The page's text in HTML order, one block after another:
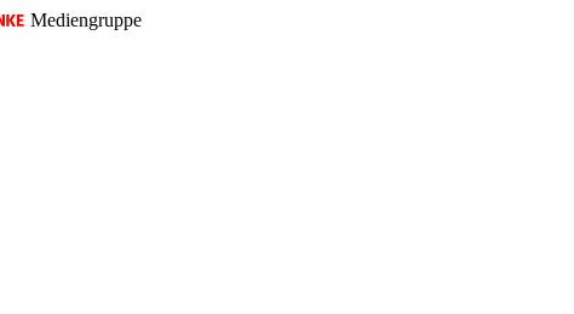
Mediengruppe